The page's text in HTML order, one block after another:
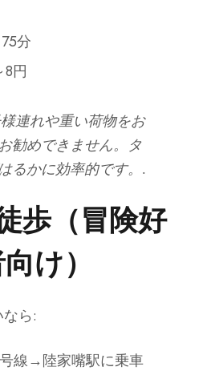
分
8円
連れや重い荷物をお
勧めできません。タ
るかに効率的です。.
歩（冒険好
け）
ら:
線→陸家嘴駅に乗車